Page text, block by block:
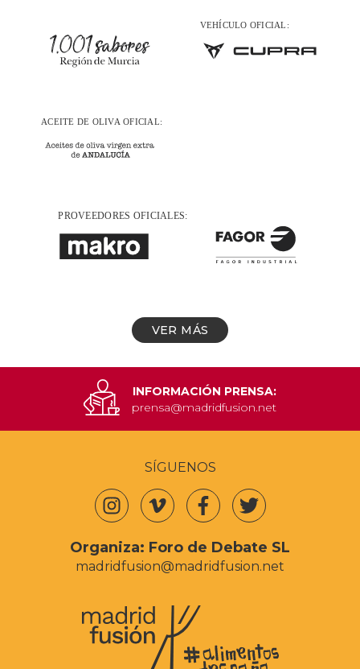
VER MÁS
INFORMACIÓN PRENSA:
prensa@madridfusion.net
SÍGUENOS
Organiza: Foro de Debate SL
madridfusion@madridfusion.net